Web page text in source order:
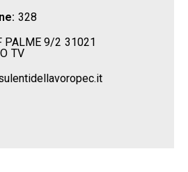
328
PALME 9/2 31021
TV